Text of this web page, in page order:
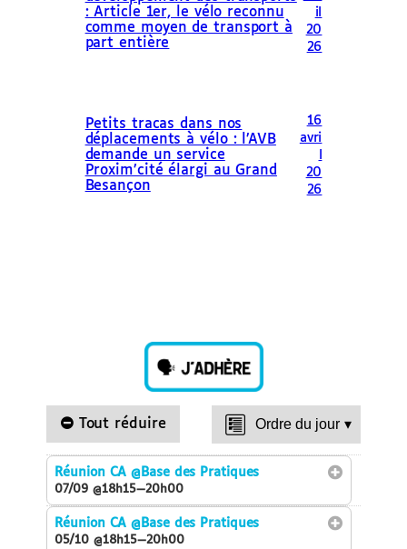
: Article 1er, le vélo reconnu
comme moyen de transport à
part entière
il
20
26
Petits tracas dans nos
déplacements à vélo : l’AVB
demande un service
Proxim’cité élargi au Grand
Besançon
16
avri
20
26
Tout réduire Ordre du jour ▾
Réunion CA@Base des Pratiques
07/09 @18h15—20h00
Réunion CA@Base des Pratiques
05/10 @18h15—20h00